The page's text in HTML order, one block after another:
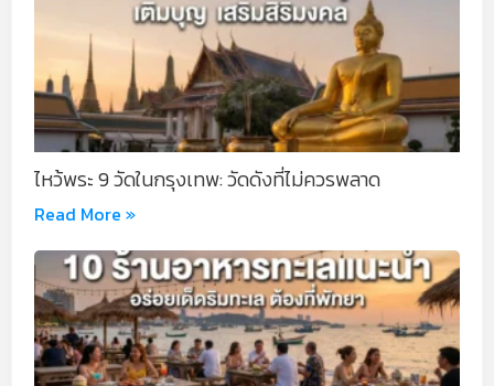
ไหว้พระ 9 วัดในกรุงเทพ: วัดดังที่ไม่ควรพลาด
Read More »